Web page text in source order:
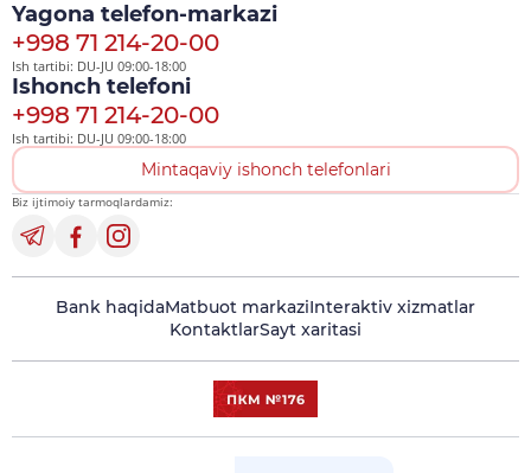
Yagona telefon-markazi
+998 71 214-20-00
Ish tartibi: DU-JU 09:00-18:00
Ishonch telefoni
+998 71 214-20-00
Ish tartibi: DU-JU 09:00-18:00
Mintaqaviy ishonch telefonlari
Biz ijtimoiy tarmoqlardamiz:
Bank haqidaMatbuot markaziInteraktiv xizmatlar
KontaktlarSayt xaritasi